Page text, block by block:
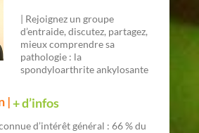
| Rejoignez un groupe
d’entraide, discutez, partagez,
mieux comprendre sa
pathologie : la
spondyloarthrite ankylosante
|+ d’infos
d’intérêt général : 66 % du